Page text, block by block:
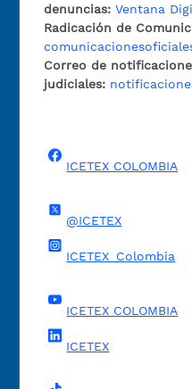
denuncias: Ventana
Radicación de
Correo de
judiciales:
ICETEX COLOMBIA
@ICETEX
ICETEX_Colombia
ICETEX COLOMBIA
ICETEX